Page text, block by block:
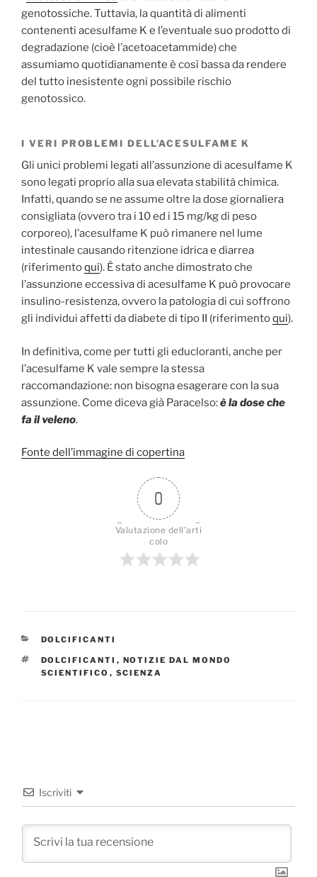
genotossiche. Tuttavia, la quantità di alimenti
contenenti acesulfame K e l’eventuale suo prodotto di
degradazione (cioè l’acetoacetammide) che
assumiamo quotidianamente è così bassa da rendere
del tutto inesistente ogni possibile rischio
genotossico.
I VERI PROBLEMI DELL’ACESULFAME K
Gli unici problemi legati all’assunzione di acesulfame K
sono legati proprio alla sua elevata stabilità chimica.
Infatti, quando se ne assume oltre la dose giornaliera
consigliata (ovvero tra i 10 ed i 15 mg/kg di peso
corporeo), l’acesulfame K può rimanere nel lume
intestinale causando ritenzione idrica e diarrea
(riferimentoqui). È stato anche dimostrato che
l’assunzione eccessiva di acesulfame K può provocare
insulino-resistenza, ovvero la patologia di cui soffrono
gli individui affetti da diabete di tipo II (riferimentoqui).
In definitiva, come per tutti gli educloranti, anche per
l’acesulfame K vale sempre la stessa
raccomandazione: non bisogna esagerare con la sua
assunzione. Come diceva già Paracelso:è la dose che
fa il veleno.
Fonte dell’immagine di copertina
0
Valutazione dell'arti
colo
CATEGORIE
DOLCIFICANTI
TAG
DOLCIFICANTI , NOTIZIE DAL MONDO
SCIENTIFICO , SCIENZA
Iscriviti